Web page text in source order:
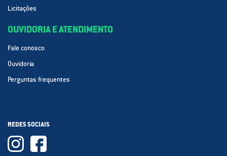
Licitações
OUVIDORIA E ATENDIMENTO
Fale conosco
Ouvidoria
Perguntas frequentes
REDES SOCIAIS